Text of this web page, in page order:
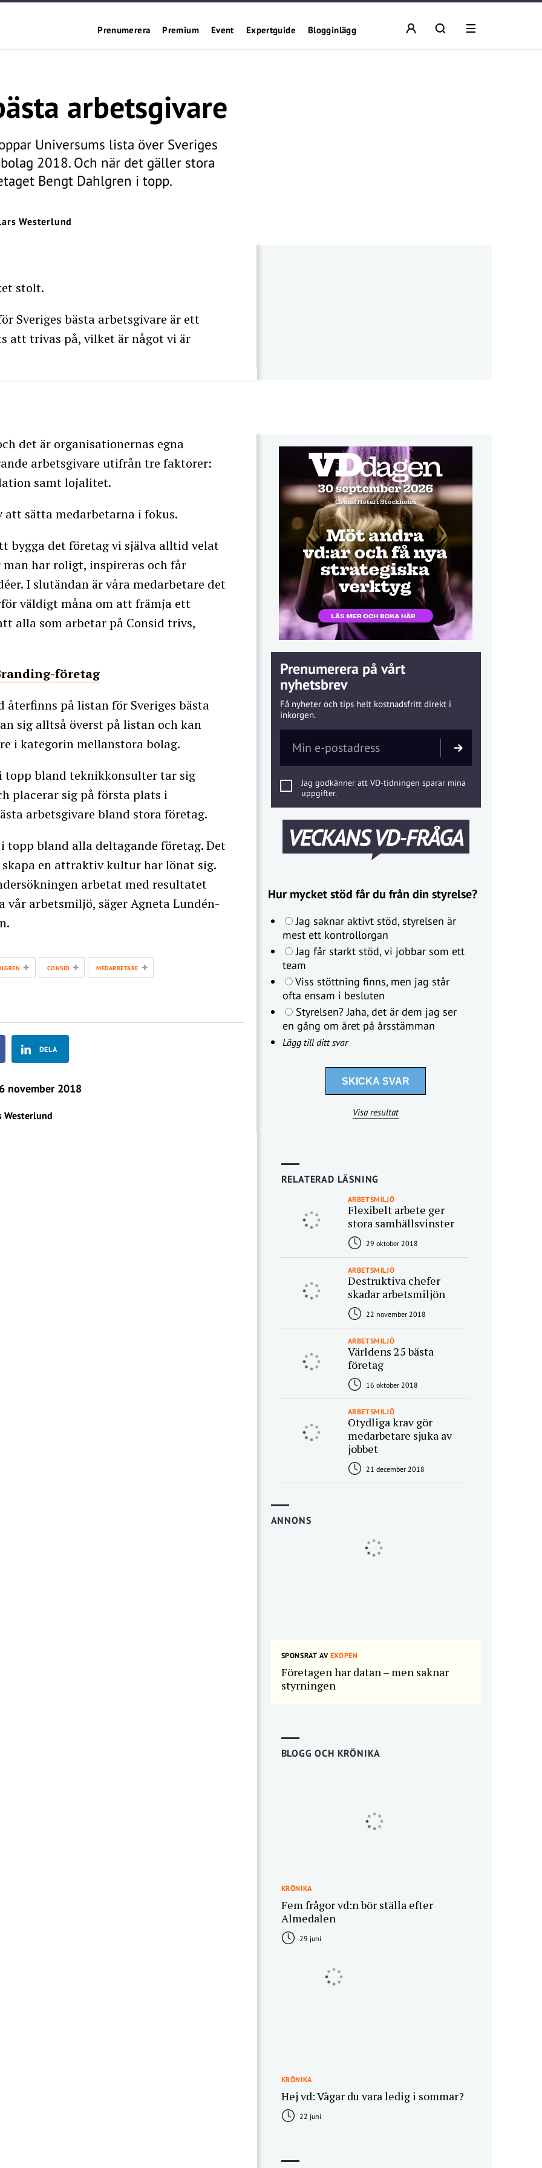
Prenumerera Premium Event Expertguide Blogginlägg
arbetsgivare
Universums lista över Sveriges
2018. Och när det gäller stora
Bengt Dahlgren i topp.
Westerlund
stolt.
Sveriges bästa arbetsgivare är ett
att trivas på, vilket är något vi är
det är organisationernas egna
arbetsgivare utifrån tre faktorer:
samt lojalitet.
att sätta medarbetarna i fokus.
bygga det företag vi själva alltid velat
har roligt, inspireras och får
I slutändan är våra medarbetare det
väldigt måna om att främja ett
alla som arbetar på Consid trivs,
företag
på listan för Sveriges bästa
sig alltså överst på listan och kan
i kategorin mellanstora bolag.
topp bland teknikkonsulter tar sig
placerar sig på första plats i
arbetsgivare bland stora företag.
bland alla deltagande företag. Det
en attraktiv kultur har lönat sig.
arbetat med resultatet
arbetsmiljö, säger Agneta Lundén-
+ CONSID + MEDARBETARE +
DELA
november 2018
Westerlund
Prenumerera på vårt
nyhetsbrev
Få nyheter och tips helt kostnadsfritt direkt i
inkorgen.
Jag godkänner att VD-tidningen sparar mina
uppgifter.
VECKANS VD-FRÅGA
Hur mycket stöd får du från din styrelse?
Jag saknar aktivt stöd, styrelsen är
mest ett kontrollorgan
Jag får starkt stöd, vi jobbar som ett
team
Viss stöttning finns, men jag står
ofta ensam i besluten
Styrelsen? Jaha, det är dem jag ser
en gång om året på årsstämman
Lägg till ditt svar
Visa resultat
RELATERAD LÄSNING
ARBETSMILJÖ
Flexibelt arbete ger
stora samhällsvinster
29 oktober 2018
ARBETSMILJÖ
Destruktiva chefer
skadar arbetsmiljön
22 november 2018
ARBETSMILJÖ
Världens 25 bästa
företag
16 oktober 2018
ARBETSMILJÖ
Otydliga krav gör
medarbetare sjuka av
jobbet
21 december 2018
ANNONS
SPONSRAT AVEXOPEN
Företagen har datan – men saknar
styrningen
BLOGG OCH KRÖNIKA
KRÖNIKA
Fem frågor vd:n bör ställa efter
Almedalen
29 juni
KRÖNIKA
Hej vd: Vågar du vara ledig i sommar?
22 juni